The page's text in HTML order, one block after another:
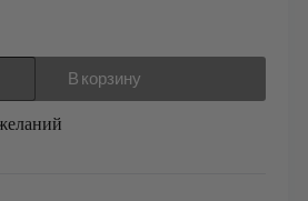
В корзину